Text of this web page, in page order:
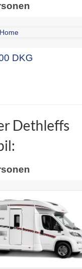
DKG
Dethleffs